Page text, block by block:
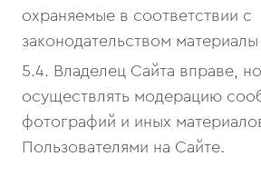
охраняемые в соответствии с
законодательством
5.4. Владелец Сайта вправе,
осуществлять модерацию
фотографий и иных
Пользователями на Сайте.